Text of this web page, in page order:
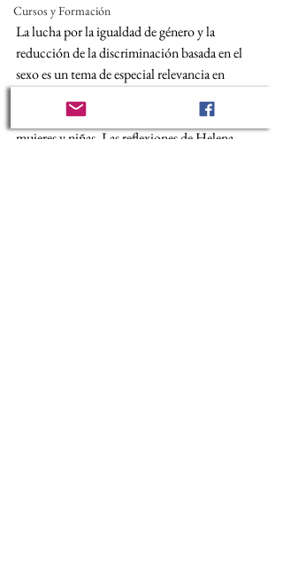
Cursos y Formación
La lucha por la igualdad de género y la
reducción de la discriminación basada en el
sexo es un tema de especial relevancia en
siendo un nicho de desigualdad que afecta a
mujeres y niñas. Las reflexiones de Helena